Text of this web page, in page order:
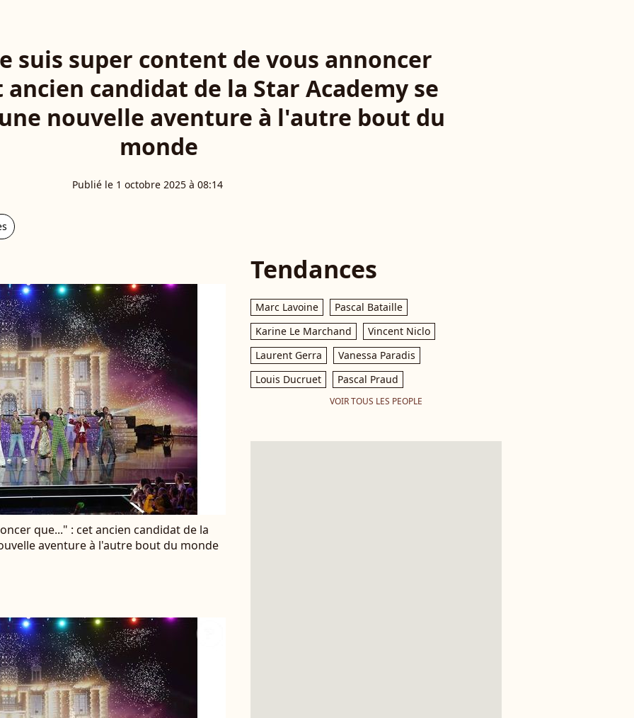
suis super content de vous annoncer
ancien candidat de la Star Academy se
nouvelle aventure à l'autre bout du
monde
Publié le 1 octobre 2025 à 08:14
que..." : cet ancien candidat de la
aventure à l'autre bout du monde
Tendances
Marc Lavoine
Pascal Bataille
Karine Le Marchand
Vincent Niclo
Laurent Gerra
Vanessa Paradis
Louis Ducruet
Pascal Praud
VOIR TOUS LES PEOPLE